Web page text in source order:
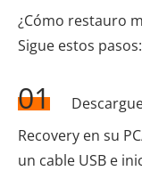
¿Cómo restauro
Sigue estos pasos:
01
Recovery en su
un cable USB e